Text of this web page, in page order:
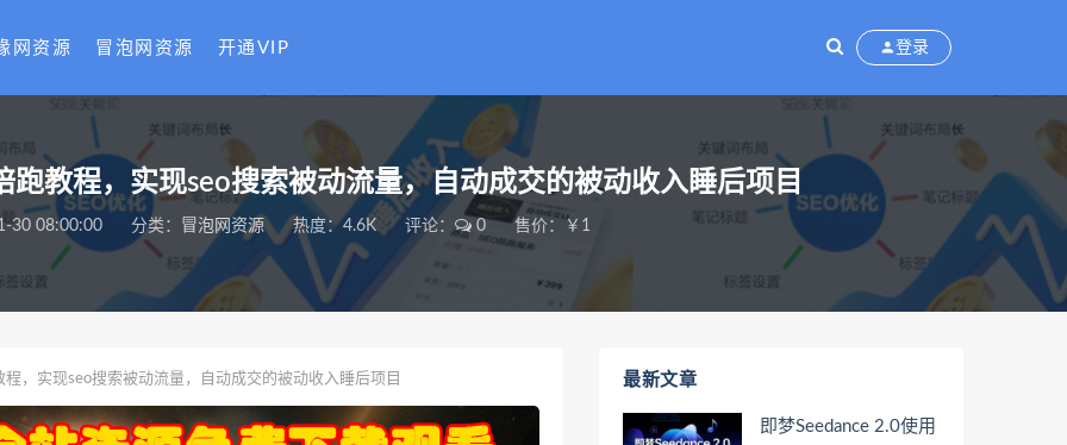
网资源 冒泡网资源 开通VIP 登录
跑教程，实现seo搜索被动流量，自动成交的被动收入睡后项目
30 08:00:00 分类： 冒泡网资源 热度：4.6K 评论： 0 售价：￥1
，实现seo搜索被动流量，自动成交的被动收入睡后项目 最新文章
即梦Seedance 2.0使用